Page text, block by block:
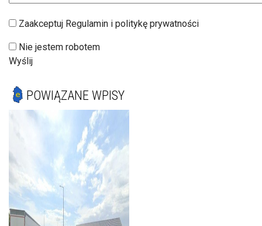
Zaakceptuj Regulamin i politykę prywatności
Nie jestem robotem
Wyślij
POWIĄZANE WPISY